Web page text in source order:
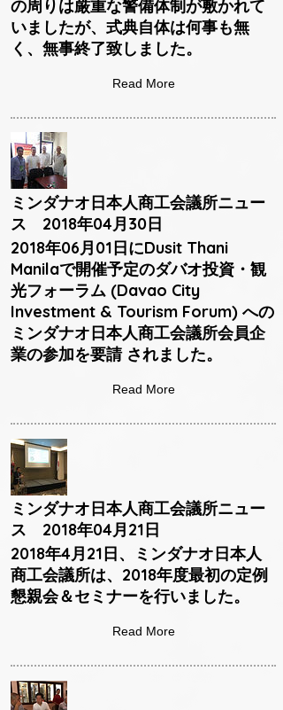
の周りは厳重な警備体制が敷かれて
いましたが、式典自体は何事も無
く、無事終了致しました。
Read More
ミンダナオ日本人商工会議所ニュー
ス 2018年04月30日
2018年06月01日にDusit Thani
Manilaで開催予定のダバオ投資・観
光フォーラム (Davao City
Investment & Tourism Forum) への
ミンダナオ日本人商工会議所会員企
業の参加を要請 されました。
Read More
ミンダナオ日本人商工会議所ニュー
ス 2018年04月21日
2018年4月21日、ミンダナオ日本人
商工会議所は、2018年度最初の定例
懇親会＆セミナーを行いました。
Read More